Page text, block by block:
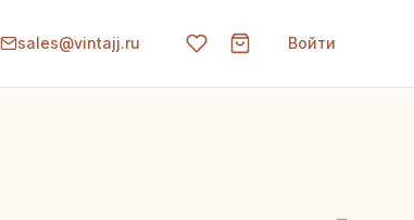
sales@vintajj.ru Войти